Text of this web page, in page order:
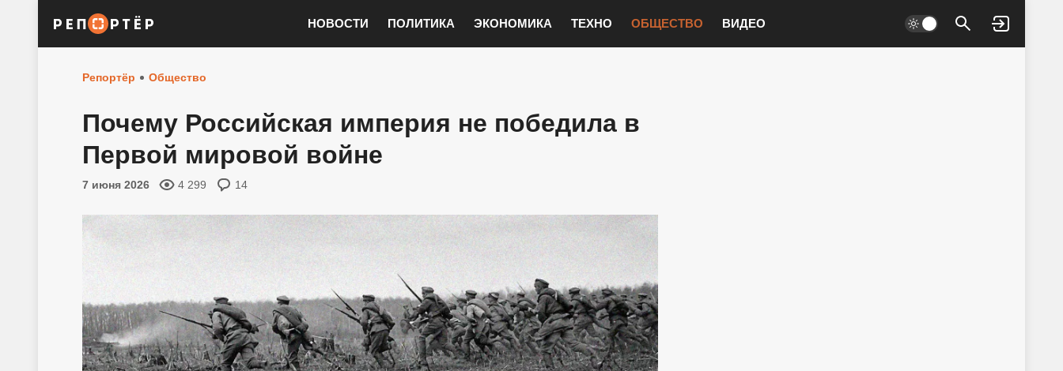
НОВОСТИ ПОЛИТИКА ЭКОНОМИКА ТЕХНО ОБЩЕСТВО ВИДЕО
Войти
Репортёр Общество
Почему Российская империя не победила в
Первой мировой войне
7 июня 2026 4 299 14